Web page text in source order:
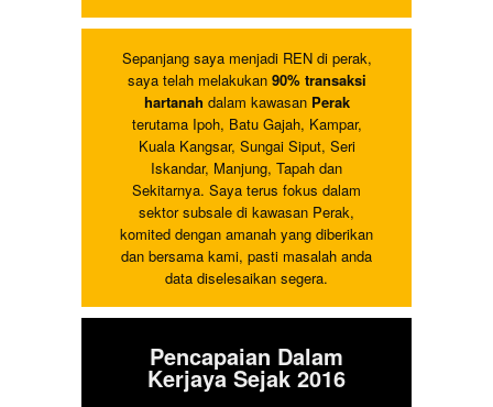
Sepanjang saya menjadi REN di perak,
saya telah melakukan 90% transaksi
hartanah dalam kawasan Perak
terutama Ipoh, Batu Gajah, Kampar,
Kuala Kangsar, Sungai Siput, Seri
Iskandar, Manjung, Tapah dan
Sekitarnya. Saya terus fokus dalam
sektor subsale di kawasan Perak,
komited dengan amanah yang diberikan
dan bersama kami, pasti masalah anda
data diselesaikan segera.
Pencapaian Dalam
Kerjaya Sejak 2016